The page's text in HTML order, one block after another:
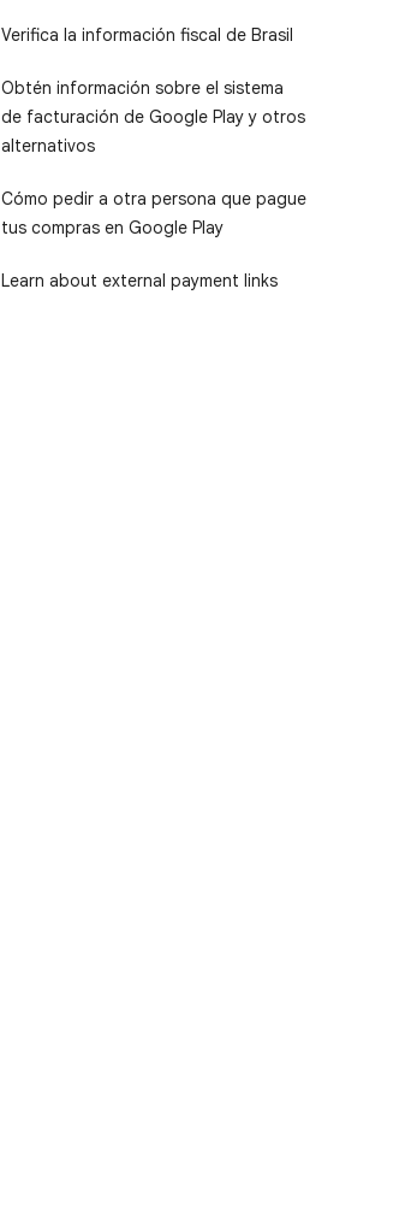
Verifica la información fiscal de Brasil
Obtén información sobre el sistema
de facturación de Google Play y otros
alternativos
Cómo pedir a otra persona que pague
tus compras en Google Play
Learn about external payment links